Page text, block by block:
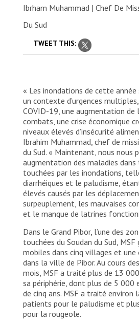
Ibrham Muhammad | Chef De
Du Sud
TWEET THIS:
« Les inondations de cette année
un contexte d’urgences
COVID-19, une augmentation de
combats, une crise économique
niveaux élevés d’insécurité
Ibrahim Muhammad, chef de
du Sud. « Maintenant, nous nous
augmentation des maladies
touchées par les inondations,
diarrhéiques et le paludisme,
élevés causés par les
surpeuplement, les mauvaises
et le manque de latrines
Dans le Grand Pibor, l’une des
touchées du Soudan du Sud, MSF
mobiles dans cinq villages et une
dans la ville de Pibor. Au cours
mois, MSF a traité plus de 13
sa périphérie, dont plus de 5 000
de cinq ans. MSF a traité environ
patients pour le paludisme et
pour la rougeole.
Des gens passent devant le
traitement des eaux de
dans la ville de Pibor, dans la